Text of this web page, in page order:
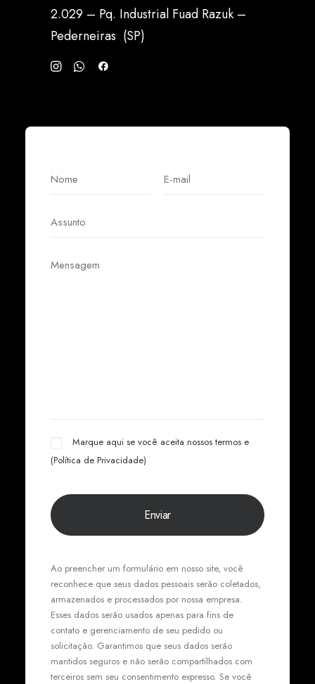
2.029 – Pq. Industrial Fuad Razuk –
Pederneiras (SP)
Marque aqui se você aceita nossos termos e
(Política de Privacidade)
Ao preencher um formulário em nosso site, você
reconhece que seus dados pessoais serão coletados,
armazenados e processados por nossa empresa.
Esses dados serão usados apenas para fins de
contato e gerenciamento de seu pedido ou
solicitação. Garantimos que seus dados serão
mantidos seguros e não serão compartilhados com
terceiros sem seu consentimento expresso. Se você